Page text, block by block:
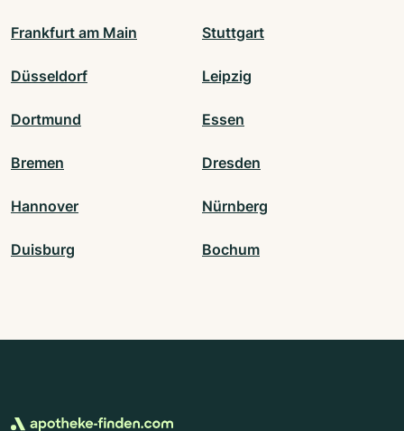
Frankfurt am Main Stuttgart
Düsseldorf Leipzig
Dortmund Essen
Bremen Dresden
Hannover Nürnberg
Duisburg Bochum